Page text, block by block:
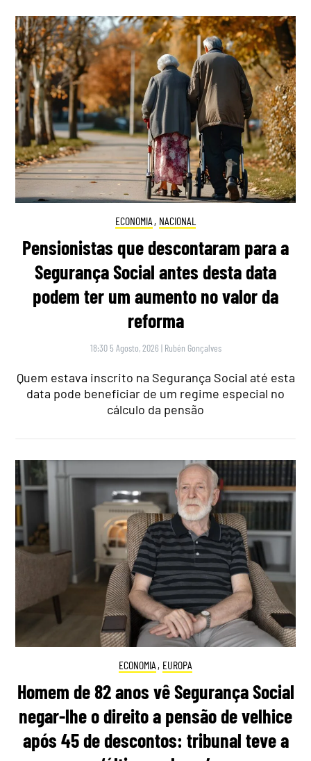
ECONOMIA , NACIONAL
Pensionistas que descontaram para a
Segurança Social antes desta data
podem ter um aumento no valor da
reforma
18:30 5 Agosto, 2026 | Rubén Gonçalves
Quem estava inscrito na Segurança Social até esta
data pode beneficiar de um regime especial no
cálculo da pensão
ECONOMIA , EUROPA
Homem de 82 anos vê Segurança Social
negar-lhe o direito a pensão de velhice
após 45 de descontos: tribunal teve a